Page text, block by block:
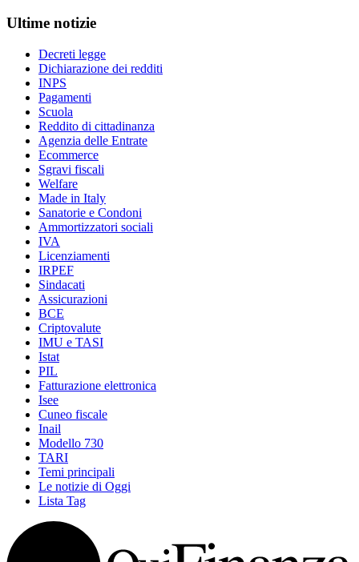
Ultime notizie
Decreti legge
Dichiarazione dei redditi
INPS
Pagamenti
Scuola
Reddito di cittadinanza
Agenzia delle Entrate
Ecommerce
Sgravi fiscali
Welfare
Made in Italy
Sanatorie e Condoni
Ammortizzatori sociali
IVA
Licenziamenti
IRPEF
Sindacati
Assicurazioni
BCE
Criptovalute
IMU e TASI
Istat
PIL
Fatturazione elettronica
Isee
Cuneo fiscale
Inail
Modello 730
TARI
Temi principali
Le notizie di Oggi
Lista Tag